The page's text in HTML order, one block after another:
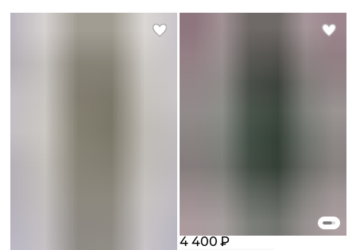
4 400 ₽